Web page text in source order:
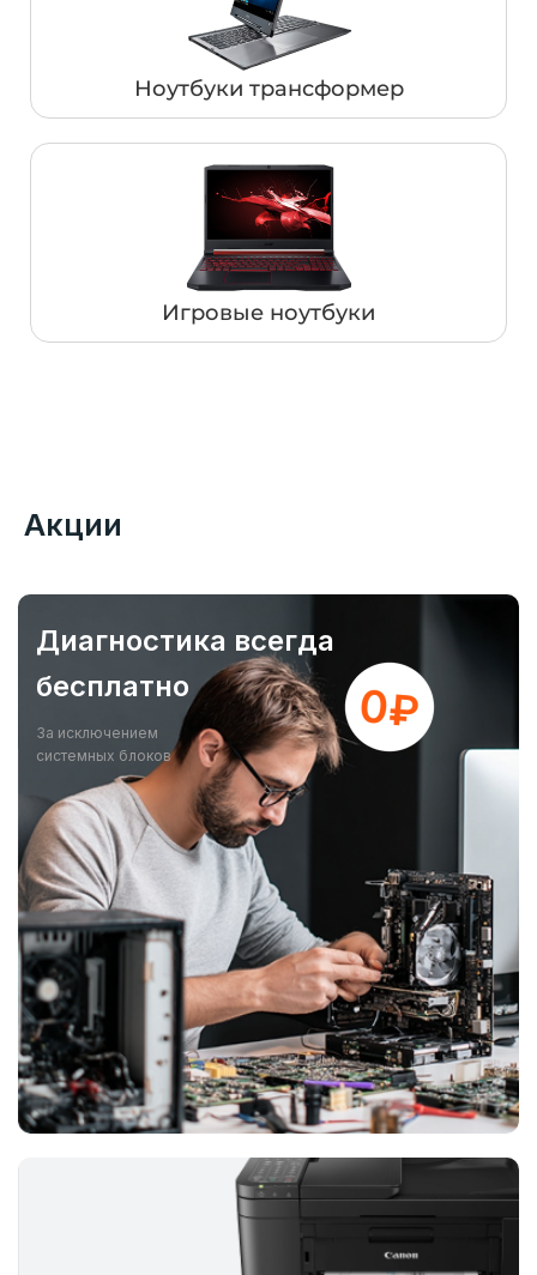
Ноутбуки трансформер
Игровые ноутбуки
Акции
Диагностика всегда
бесплатно
За исключением
системных блоков